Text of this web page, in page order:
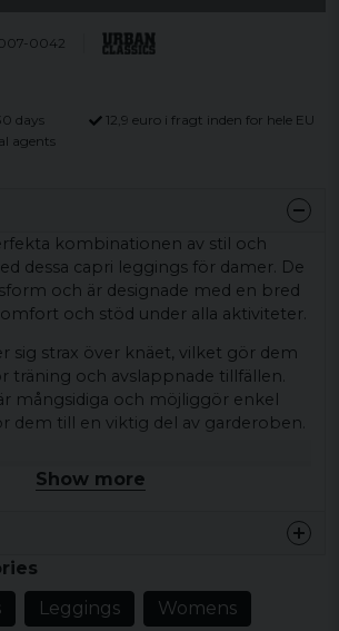
0042
days
12,9 euro i fragt inden for hele EU
agents
kombinationen av stil och
dessa capri leggings för damer. De
och är designade med en bred
och stöd under alla aktiviteter.
sig strax över knäet, vilket gör dem
träning och avslappnade tillfällen.
mångsidiga och möjliggör enkel
dem till en viktig del av garderoben.
känsla mot huden och god
fit
resårmidja för komfort och stöd
Show more
Leggings Womens